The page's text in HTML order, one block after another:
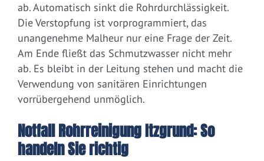
ab. Automatisch sinkt die Rohrdurchlässigkeit.
Die Verstopfung ist vorprogrammiert, das
unangenehme Malheur nur eine Frage der Zeit.
Am Ende fließt das Schmutzwasser nicht mehr
ab. Es bleibt in der Leitung stehen und macht die
Verwendung von sanitären Einrichtungen
vorrübergehend unmöglich.
Notfall Rohrreinigung Itzgrund: So
handeln Sie richtig